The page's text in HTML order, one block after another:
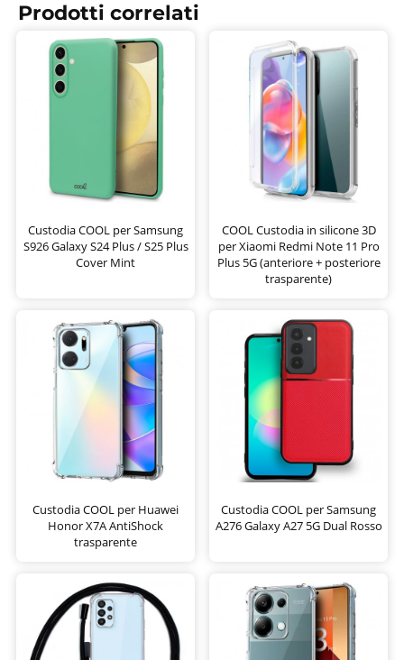
Prodotti correlati
Custodia COOL per Samsung
S926 Galaxy S24 Plus / S25 Plus
Cover Mint
COOL Custodia in silicone 3D
per Xiaomi Redmi Note 11 Pro
Plus 5G (anteriore + posteriore
trasparente)
Custodia COOL per Huawei
Honor X7A AntiShock
trasparente
Custodia COOL per Samsung
A276 Galaxy A27 5G Dual Rosso